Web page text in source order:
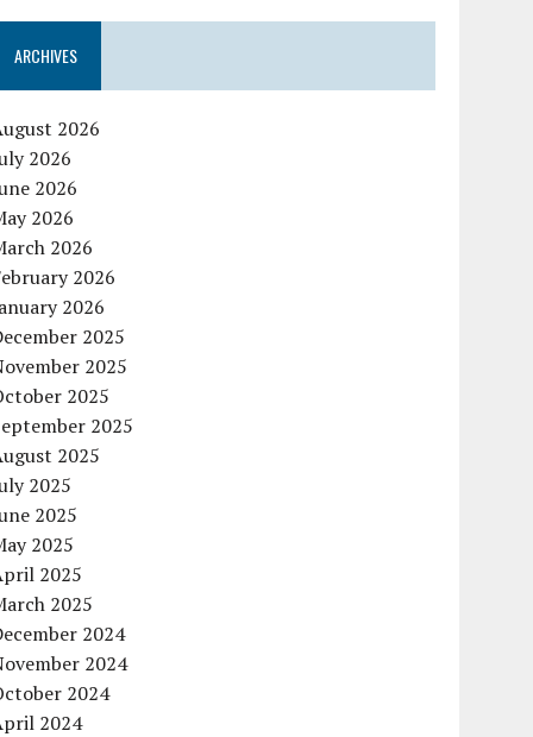
ARCHIVES
2026
2026
2026
2026
2026
2026
2026
2025
2025
2025
2025
2025
2025
2025
2025
2025
2025
2024
2024
2024
2024